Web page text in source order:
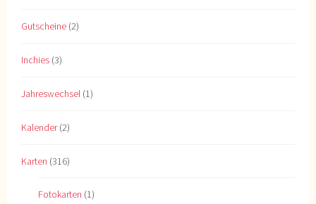
Gutscheine (2)
Inchies (3)
Jahreswechsel (1)
Kalender(2)
Karten (316)
Fotokarten (1)